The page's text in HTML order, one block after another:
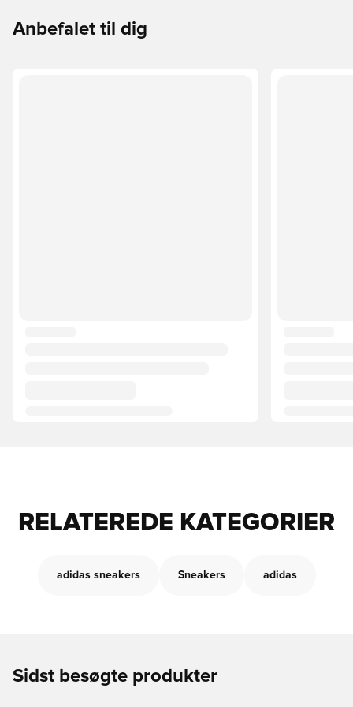
Anbefalet til dig
RELATEREDE KATEGORIER
adidas sneakers Sneakers adidas
Sidst besøgte produkter